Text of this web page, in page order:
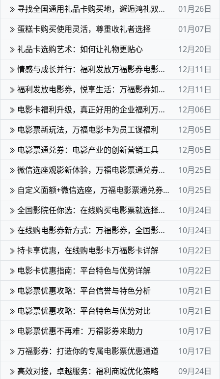
寻找全国通用礼品卡购买地，邂逅鸿礼双卡魅力
01月26日
蛋糕卡购买使用灵活，尊重收礼者选择
01月07日
礼品卡选购艺术：如何让礼物更贴心
12月20日
情感与成长并行：福利发放万福影券电影次券的深层价值
12月11日
福利发放电影券，悦享生活：万福影券如何助力企业文化建设
12月11日
电影卡福利升级，真正好用的企业福利万福影卡为企业增色
12月06日
电影票新玩法，万福电影卡为员工谋福利
12月05日
电影票通兑券：电影产业的创新营销工具
12月05日
微信选座观影新体验，万福电影票通兑券热送中
10月25日
自定义面额+微信选座，万福电影票通兑券观影无忧
10月25日
全国影院任你选：在线购买电影票就选择万福影券
10月24日
在线购电影券新方式：万福影券，全国影院轻松选座
10月24日
持卡享优惠，在线购电影卡万福影卡详解
10月22日
电影卡优惠指南：平台特色与优势详解
10月22日
电影票优惠攻略：平台信誉与特色分析
10月21日
电影票优惠攻略：平台特色与优势对比
10月21日
电影票优惠不再难：万福影券来助力
10月17日
万福影券：打造你的专属电影票优惠通道
10月17日
高效对接，卓越服务：福利商城优化策略
09月24日